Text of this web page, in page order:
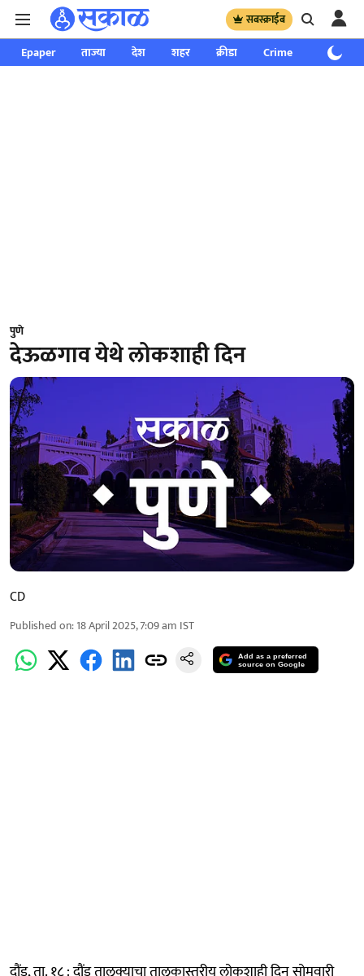
सबस्क्राईब
Epaper ताज्या देश शहर क्रीडा Crime साप्ताहिक
पुणे
देऊळगाव येथे लोकशाही दिन
CD
Published on:18 April 2025, 7:09 am IST
Add as a preferred
source on Google